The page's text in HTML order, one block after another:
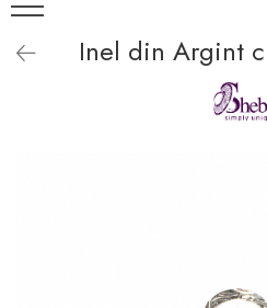
Inel din Argint